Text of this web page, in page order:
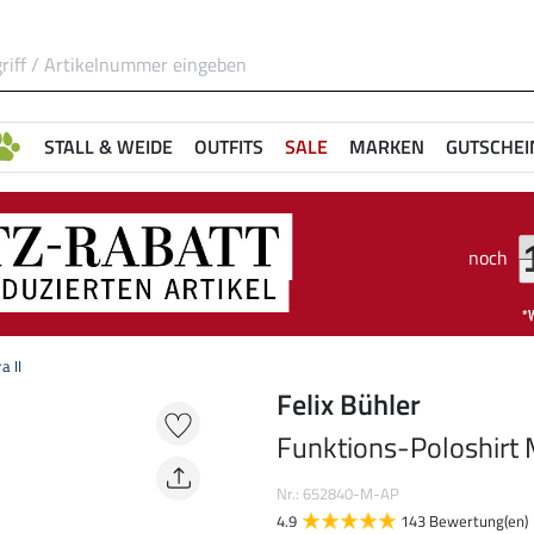
STALL & WEIDE OUTFITS SALE MARKEN
noch
II
Felix Bühler
Funktions-Poloshirt
Nr.: 652840-M-AP
4.9
143 Bewertung(en)